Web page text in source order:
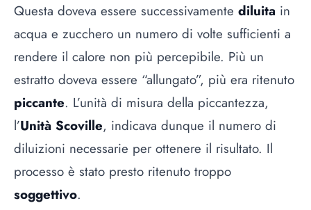
Questa doveva essere successivamente diluita in
acqua e zucchero un numero di volte sufficienti a
rendere il calore non più percepibile. Più un
estratto doveva essere “allungato”, più era ritenuto
piccante. L’unità di misura della piccantezza,
l’Unità Scoville, indicava dunque il numero di
diluizioni necessarie per ottenere il risultato. Il
processo è stato presto ritenuto troppo
soggettivo.